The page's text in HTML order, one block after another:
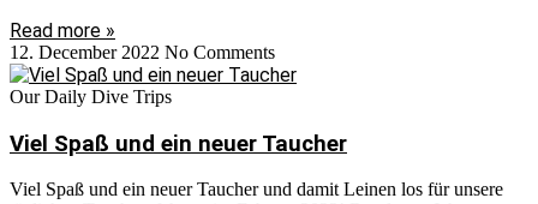
Read more »
12. December 2022 No Comments
Our Daily Dive Trips
Viel Spaß und ein neuer Taucher
Viel Spaß und ein neuer Taucher und damit Leinen los für unsere